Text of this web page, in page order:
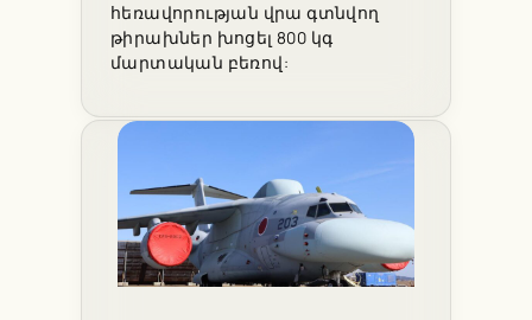
հեռավորության վրա գտնվող
թիրախներ խոցել 800 կգ
մարտական բեռով: